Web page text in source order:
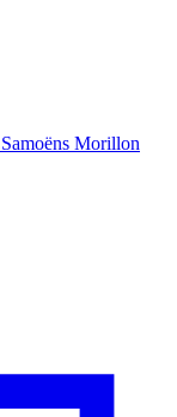
Morillon